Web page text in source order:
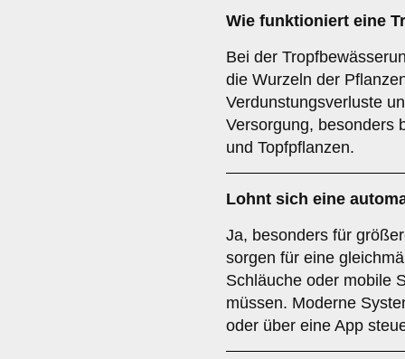
Wie funktioniert eine
Bei der
die Wurzeln der
Verdunstungsverluste
Versorgung, besonders
und Topfpflanzen.
Lohnt sich eine
Ja, besonders für
sorgen für eine
Schläuche oder mobile
müssen. Moderne
oder über eine App